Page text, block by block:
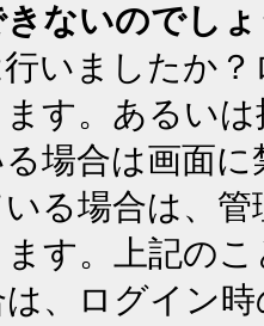
ないのでし
いましたか
す。あるい
る場合は画面
る場合は、
す。上記の
、ログイン